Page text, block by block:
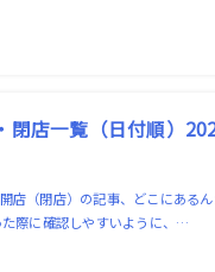
閉店一覧（日付順）
店（閉店）の記事、どこにある
際に確認しやすいように、…